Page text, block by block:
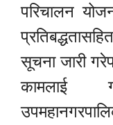
परिचालन
सूचना जारी
कामलाई